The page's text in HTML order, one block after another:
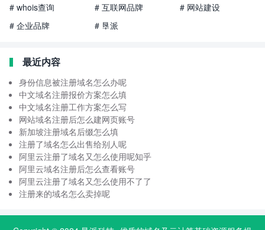
# whois查询
# 互联网品牌
# 网站建设
# 企业品牌
# 垦派
最近内容
身份信息被注册域名怎么办呢
中文域名注册报价方案怎么填
中文域名注册工作方案怎么写
网站域名注册后怎么建网页账号
新加坡注册域名后缀怎么填
注册了域名怎么出售给别人呢
阿里云注册了域名又怎么使用呢知乎
阿里云域名注册后怎么查看账号
阿里云注册了域名又怎么使用不了了
注册来的域名怎么卖掉呢